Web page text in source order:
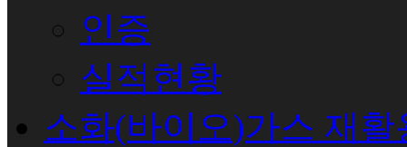
인증
실적현황
소화(바이오)가스 재활